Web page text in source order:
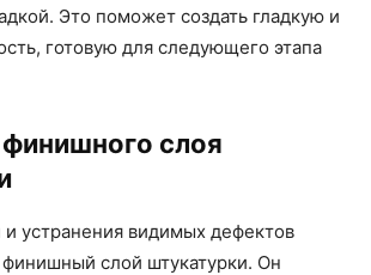
Это поможет создать гладкую и
готовую для следующего этапа
слоя
устранения видимых дефектов
слой штукатурки. Он